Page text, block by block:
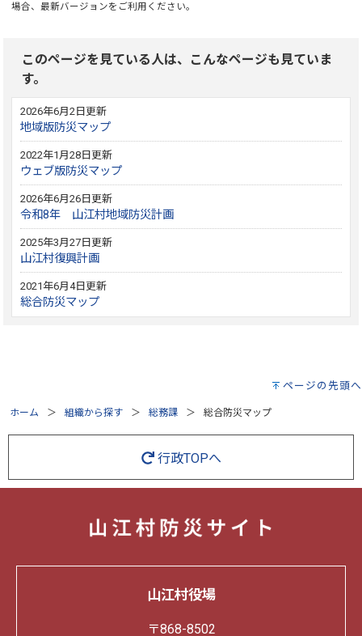
場合、最新バージョンをご利用ください。
このページを見ている人は、こんなページも見ていま
す。
2026年6月2日更新
地域版防災マップ
2022年1月28日更新
ウェブ版防災マップ
2026年6月26日更新
令和8年 山江村地域防災計画
2025年3月27日更新
山江村復興計画
2021年6月4日更新
総合防災マップ
ページの先頭へ
ホーム 組織から探す 総務課 総合防災マップ
行政TOPへ
山江村役場
〒868-8502